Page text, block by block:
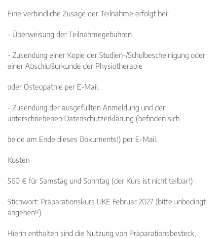
Eine verbindliche Zusage der Teilnahme erfolgt bei:
- Überweisung der Teilnahmegebühren
- Zusendung einer Kopie der Studien-/Schulbescheinigung oder
einer Abschlußurkunde der Physiotherapie
oder Osteopathie per E-Mail.
- Zusendung der ausgefüllten Anmeldung und der
unterschriebenen Datenschutzerklärung (befinden sich
beide am Ende dieses Dokuments!) per E-Mail.
Kosten
560 € für Samstag und Sonntag (der Kurs ist nicht teilbar!)
Stichwort: Präparationskurs UKE Februar 2027 (bitte unbedingt
angeben!!)
Hierin enthalten sind die Nutzung von Präparationsbesteck,